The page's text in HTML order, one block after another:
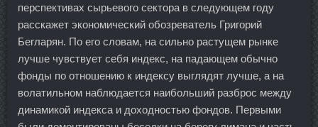
перспективах сырьевого сектора в следующем году
расскажет экономический обозреватель Григорий
Бегларян. По его словам, на сильно растущем рынке
лучше чувствует себя индекс, на падающем обычно
фонды по отношению к индексу выглядят лучше, а на
волатильном наблюдается наибольший разброс между
динамикой индекса и доходностью фондов. Первыми